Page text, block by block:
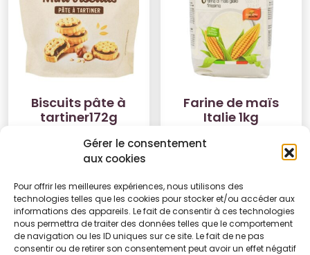
Gérer le consentement
aux cookies
Pour offrir les meilleures expériences, nous utilisons des
technologies telles que les cookies pour stocker et/ou accéder aux
informations des appareils. Le fait de consentir à ces technologies
nous permettra de traiter des données telles que le comportement
de navigation ou les ID uniques sur ce site. Le fait de ne pas
consentir ou de retirer son consentement peut avoir un effet négatif
Biscuits pâte à
tartiner172g
2.25€
Farine de maïs
Italie 1kg